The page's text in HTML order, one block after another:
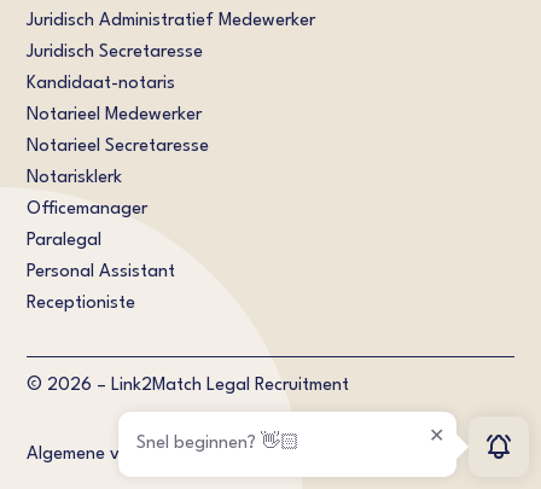
Juridisch Administratief Medewerker
Juridisch Secretaresse
Kandidaat-notaris
Notarieel Medewerker
Notarieel Secretaresse
Notarisklerk
Officemanager
Paralegal
Personal Assistant
Receptioniste
© 2026 – Link2Match Legal Recruitment
Algemene voorwaarden
Snel beginnen? 👋🏻